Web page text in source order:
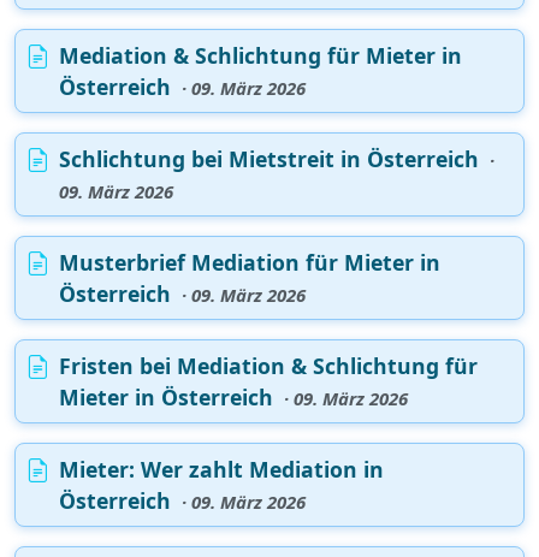
Mediation & Schlichtung für Mieter in
Österreich · 09. März 2026
Schlichtung bei Mietstreit in Österreich ·
09. März 2026
Musterbrief Mediation für Mieter in
Österreich · 09. März 2026
Fristen bei Mediation & Schlichtung für
Mieter in Österreich · 09. März 2026
Mieter: Wer zahlt Mediation in
Österreich · 09. März 2026